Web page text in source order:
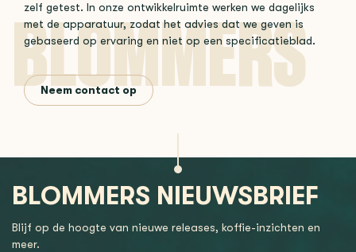
zelf getest. In onze ontwikkelruimte werken we dagelijks
met de apparatuur, zodat het advies dat we geven is
gebaseerd op ervaring en niet op een specificatieblad.
Neem contact op
BLOMMERS NIEUWSBRIEF
Blijf op de hoogte van nieuwe releases, koffie-inzichten en
meer.